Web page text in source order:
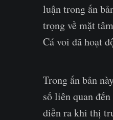
luận trong ấn
trọng về mặt
Cá voi đã hoạt
Trong ấn bản
số liên quan
diễn ra khi thị